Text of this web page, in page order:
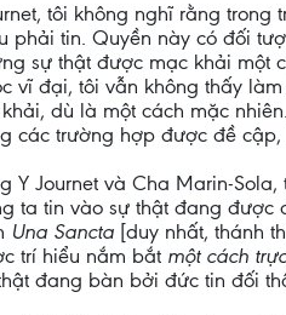
tôi không nghĩ rằng
phải tin. Quyền này có đối
sự thật được mạc khải một
vĩ đại, tôi vẫn không thấy
dù là một cách mặc
các trường hợp được đề
Y Journet và Cha Marin-
ta tin vào sự thật đang được
Una Sancta [duy nhất, thánh
trí hiểu nắm bắt một cách
đang bàn bởi đức tin đối